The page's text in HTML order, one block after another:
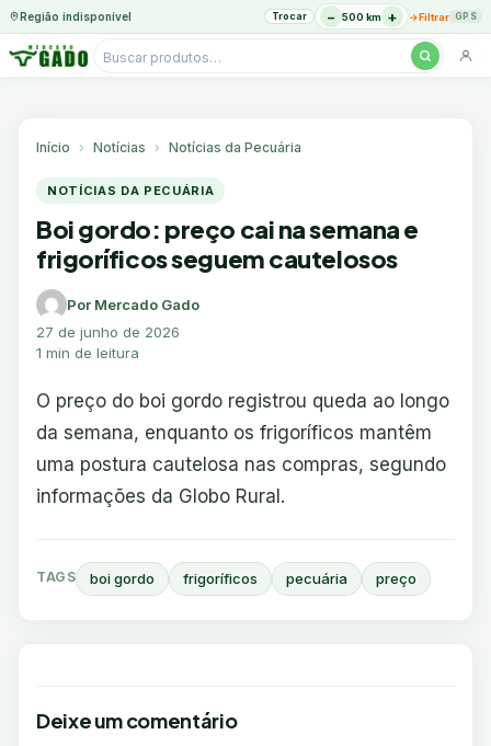
Região indisponível Trocar − 500 km + →Filtrar GPS
Pesquisar
Início Notícias Notícias da Pecuária
NOTÍCIAS DA PECUÁRIA
Boi gordo: preço cai na semana e
frigoríficos seguem cautelosos
Por Mercado Gado
27 de junho de 2026
1 min de leitura
O preço do boi gordo registrou queda ao longo
da semana, enquanto os frigoríficos mantêm
uma postura cautelosa nas compras, segundo
informações da Globo Rural.
TAGS boi gordo frigoríficos pecuária preço
Deixe um comentário